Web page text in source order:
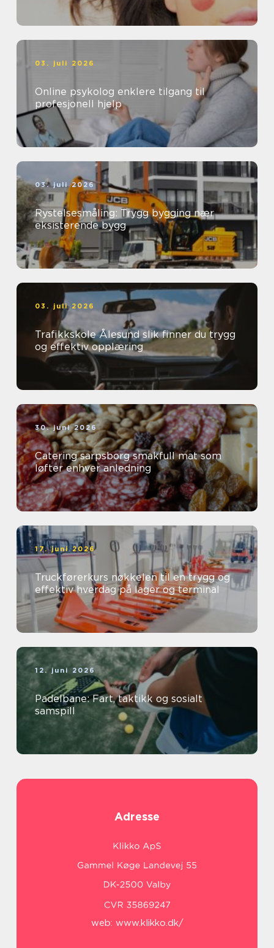
03. juli 2026
Online psykolog enklere tilgang til
profesjonell hjelp
03. juli 2026
Rystelsesmåling: Trygg bygging nær
eksisterende bygg
03. juli 2026
Trafikkskole Ålesund slik finner du trygg
og effektiv opplæring
30. juni 2026
Catering sarpsborg smakfull mat som
løfter enhver anledning
17. juni 2026
Truckførerkurs nøkkelen til en trygg og
effektiv hverdag på lager og terminal
12. juni 2026
Padelbane: Fart, taktikk og sosialt
samspill
Adresse
web: www.klikko.dk/